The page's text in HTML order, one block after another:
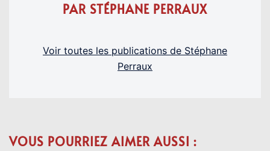
PAR STÉPHANE PERRAUX
Voir toutes les publications de Stéphane
Perraux
VOUS POURRIEZ AIMER AUSSI :